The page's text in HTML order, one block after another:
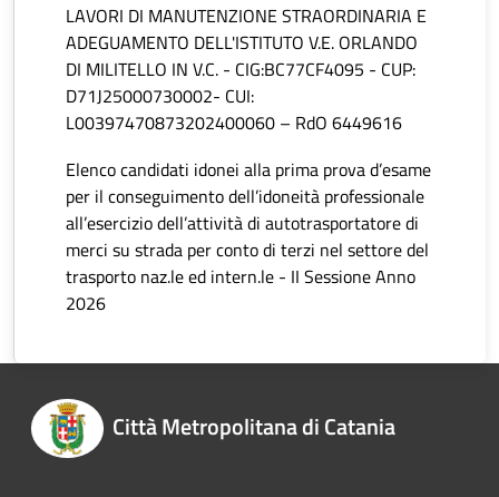
LAVORI DI MANUTENZIONE STRAORDINARIA E
ADEGUAMENTO DELL'ISTITUTO V.E. ORLANDO
DI MILITELLO IN V.C. - CIG:BC77CF4095 - CUP:
D71J25000730002- CUI:
L00397470873202400060 – RdO 6449616
Elenco candidati idonei alla prima prova d’esame
per il conseguimento dell’idoneità professionale
all’esercizio dell’attività di autotrasportatore di
merci su strada per conto di terzi nel settore del
trasporto naz.le ed intern.le - II Sessione Anno
2026
Città Metropolitana di Catania